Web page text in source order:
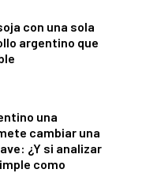
con una sola
argentino que
una
cambiar una
¿Y si analizar
como